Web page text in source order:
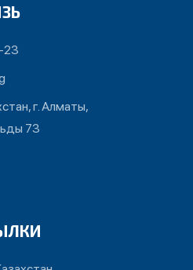
23
г. Алматы,
73